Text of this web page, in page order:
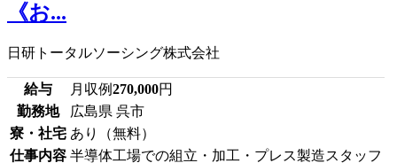
《お...
日研トータルソーシング株式会社
給与 月収例270,000円
勤務地
広島県 呉市
寮・社宅 あり（無料）
仕事内容 半導体工場での組立・加工・プレス製造スタッフ